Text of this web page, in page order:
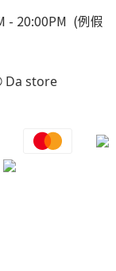
- 20:00PM (例假
Da store